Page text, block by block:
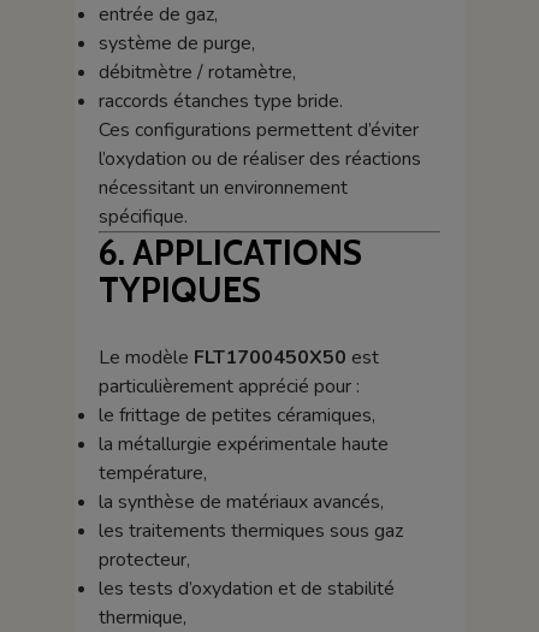
entrée de gaz,
système de purge,
débitmètre / rotamètre,
raccords étanches type bride.
Ces configurations permettent d’éviter
l’oxydation ou de réaliser des réactions
nécessitant un environnement
spécifique.
6. APPLICATIONS
TYPIQUES
Le modèle FLT1700450X50 est
particulièrement apprécié pour :
le frittage de petites céramiques,
la métallurgie expérimentale haute
température,
la synthèse de matériaux avancés,
les traitements thermiques sous gaz
protecteur,
les tests d’oxydation et de stabilité
thermique,